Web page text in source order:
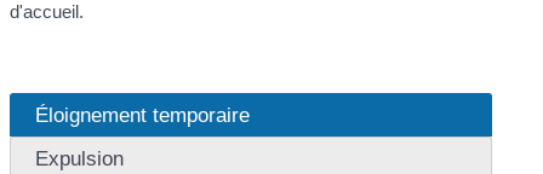
d'accueil.
Éloignement temporaire
Expulsion